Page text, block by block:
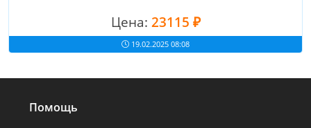
Цена: 23115 ₽
19.02.2025 08:08
Помощь